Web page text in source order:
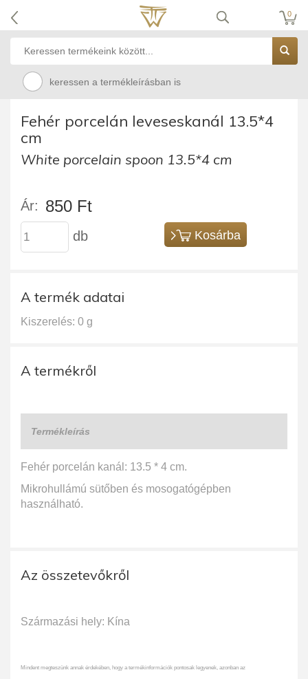
0
keressen a termékleírásban is
Fehér porcelán leveseskanál 13.5*4
cm
White porcelain spoon 13.5*4 cm
Ár: 850 Ft
db Kosárba
A termék adatai
Kiszerelés: 0 g
A termékről
Termékleírás
Fehér porcelán kanál: 13.5 * 4 cm.
Mikrohullámú sütőben és mosogatógépben
használható.
Az összetevőkről
Származási hely: Kína
Mindent megteszünk annak érdekében, hogy a termékinformációk pontosak legyenek, azonban az